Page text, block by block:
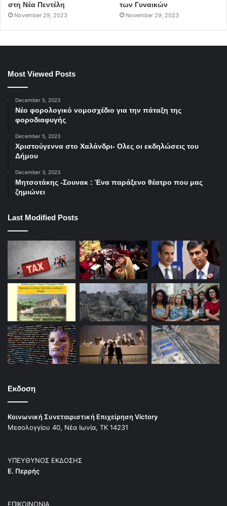
στη Νέα Πεντέλη
November 29, 2023
των Γυναικών
November 29, 2023
Most Viewed Posts
December 5, 2023
Νέο φορολογικό νομοσχέδιο για την πάταξη της
φοροδιαφυγής
December 5, 2023
Χριστούγεννα στο Χαλάνδρι- Ολες οι εκδηλώσεις του
Δήμου
December 3, 2023
Μητσοτάκης -Σουνακ : Ένα παράξενο θέατρο που μας
ζημιώνει
Last Modified Posts
Εκδοση
Κοινωνική Συνεταιριστική Επιχείρηση Victory
Μεσολογγίου 40, Νέα Ιωνία, ΤΚ 14231
ΥΠΕΥΘΥΝΟΣ ΕΚΔΟΣΗΣ
Ε. Περρής
ΕΠΙΚΟΙΝΩΝΙΑ